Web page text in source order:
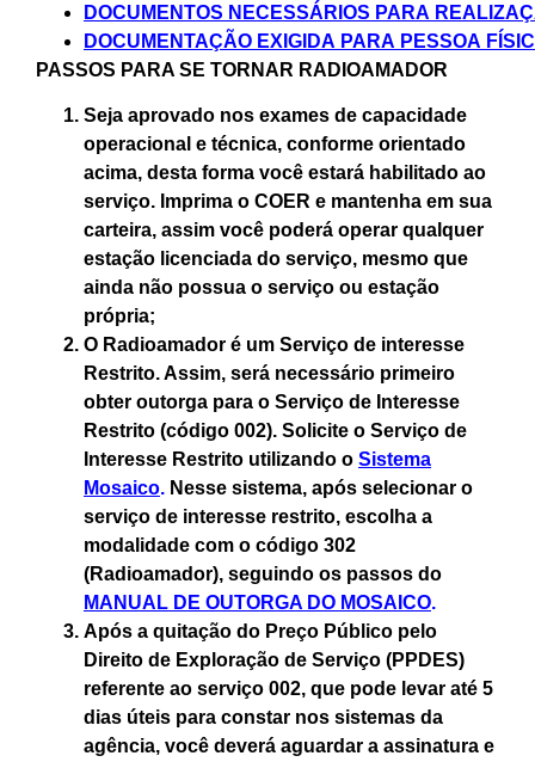
DOCUMENTOS NECESSÁRIOS PARA
DOCUMENTAÇÃO EXIGIDA PARA PESSOA
PASSOS PARA SE TORNAR RADIOAMADOR
Seja aprovado nos exames de capacidade
operacional e técnica, conforme orientado
acima, desta forma você estará habilitado ao
serviço. Imprima o COER e mantenha em sua
carteira, assim você poderá operar qualquer
estação licenciada do serviço, mesmo que
ainda não possua o serviço ou estação
própria;
O Radioamador é um Serviço de interesse
Restrito. Assim, será necessário primeiro
obter outorga para o Serviço de Interesse
Restrito (código 002). Solicite o Serviço de
Interesse Restrito utilizando o Sistema
Mosaico. Nesse sistema, após selecionar o
serviço de interesse restrito, escolha a
modalidade com o código 302
(Radioamador), seguindo os passos do
MANUAL DE OUTORGA DO MOSAICO.
Após a quitação do Preço Público pelo
Direito de Exploração de Serviço (PPDES)
referente ao serviço 002, que pode levar até 5
dias úteis para constar nos sistemas da
agência, você deverá aguardar a assinatura e